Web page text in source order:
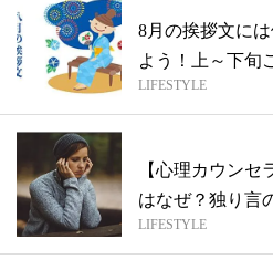
8月の挨拶文に
よう！上～下旬
LIFESTYLE
【心理カウン
はなぜ？独り言
LIFESTYLE